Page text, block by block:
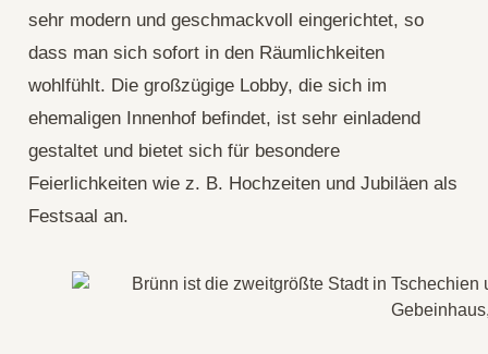
sehr modern und geschmackvoll eingerichtet, so
dass man sich sofort in den Räumlichkeiten
wohlfühlt. Die großzügige Lobby, die sich im
ehemaligen Innenhof befindet, ist sehr einladend
gestaltet und bietet sich für besondere
Feierlichkeiten wie z. B. Hochzeiten und Jubiläen als
Festsaal an.